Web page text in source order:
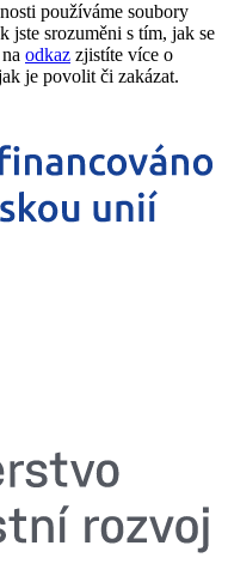
používáme soubory
jste srozuměni s tím, jak se
odkaz zjistíte více o
je povolit či zakázat.